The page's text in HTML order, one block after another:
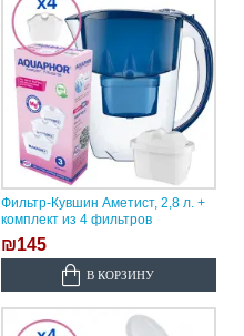
Фильтр-Кувшин Аметист, 2,8 л. +
комплект из 4 фильтров
₪145
В КОРЗИНУ